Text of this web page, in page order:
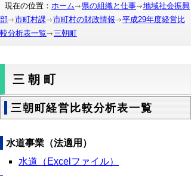
現在の位置： ホーム 県の組織と仕事
地域社会振興
部
市町村課 市町村の財政情報
平成29年度経営比
較分析表一覧
三朝町
三朝町
三朝町経営比較分析表一覧
水道事業（法適用）
水道（Excelファイル）